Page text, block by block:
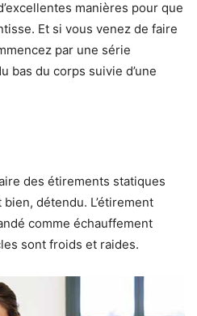
manières pour que
Et si vous venez de faire
par une série
bas du corps suivie d’une
des étirements statiques
détendu. L’étirement
comme échauffement
sont froids et raides.